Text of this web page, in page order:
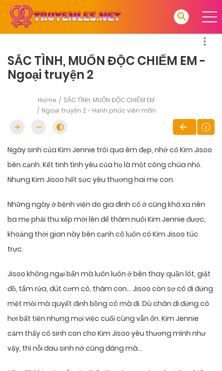
SẮC TÌNH, MUỐN ĐỘC CHIẾM EM -
Ngoại truyện 2
Home
SẮC TÌNH, MUỐN ĐỘC CHIẾM EM
Ngoại truyện 2 - Hạnh phúc viên mãn
Ngày sinh của Kim Jennie trôi qua êm đẹp, nhờ có Kim Jisoo
bên cạnh. Kết tinh tình yêu của họ là một công chúa nhỏ.
Nhưng Kim Jisoo hết sức yêu thương hai mẹ con.
Những ngày ở bệnh viện do gia đình cô ở cũng khá xa nên
ba mẹ phải thu xếp mới lên để thăm nuôi Kim Jennie được,
khoảng thời gian này bên cạnh cô luôn có Kim Jisoo túc
trực.
Jisoo không ngại bẩn mà luôn luôn ở bên thay quần lót, giặt
đồ, tắm rửa, đút cơm cô, thăm con… Jisoo còn sợ cô đi đứng
mệt mỏi mà quyết định bồng cô mà đi. Dù chân đi đứng có
hơi bất tiện nhưng mọi việc cuối cùng vẫn ổn. Kim Jennie
cảm thấy cô sinh con cho Kim Jisoo yêu thương mình như
vậy, thì nỗi đau sinh nở cũng đáng mà…